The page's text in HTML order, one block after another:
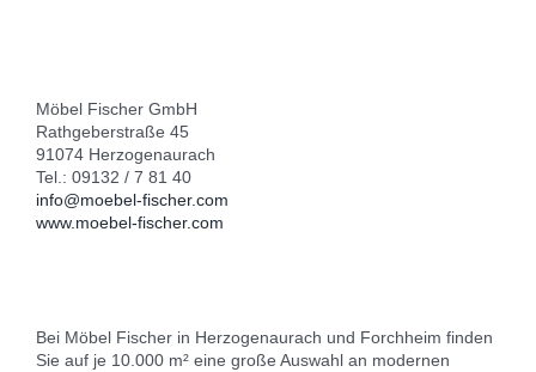
Möbel Fischer GmbH
Rathgeberstraße 45
91074 Herzogenaurach
Tel.: 09132 / 7 81 40
info@moebel-fischer.com
www.moebel-fischer.com
Bei Möbel Fischer in Herzogenaurach und Forchheim finden
Sie auf je 10.000 m² eine große Auswahl an modernen